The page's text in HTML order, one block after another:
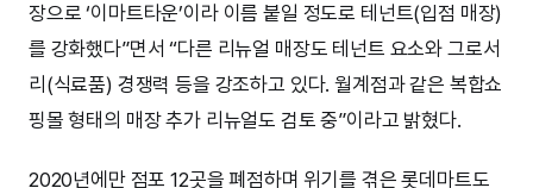
장으로 ‘이마트타운’이라 이름 붙일 정도로 테넌트(입점 매장)
를 강화했다”면서 “다른 리뉴얼 매장도 테넌트 요소와 그로서
리(식료품) 경쟁력 등을 강조하고 있다. 월계점과 같은 복합쇼
핑몰 형태의 매장 추가 리뉴얼도 검토 중”이라고 밝혔다.
2020년에만 점포 12곳을 폐점하며 위기를 겪은 롯데마트도